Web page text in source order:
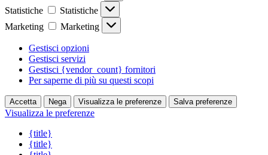
Statistiche
Statistiche
Marketing
Marketing
Gestisci opzioni
Gestisci servizi
Gestisci {vendor_count} fornitori
Per saperne di più su questi scopi
Accetta Nega Visualizza le preferenze Salva preferenze
Visualizza le preferenze
{title}
{title}